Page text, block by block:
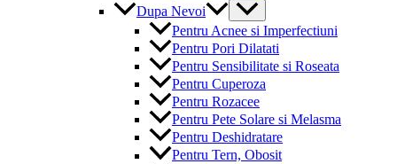
Dupa Nevoi
Menu
Toggle
Pentru Acnee si Imperfectiuni
Pentru Pori Dilatati
Pentru Sensibilitate si Roseata
Pentru Cuperoza
Pentru Rozacee
Pentru Pete Solare si Melasma
Pentru Deshidratare
Pentru Tern, Obosit